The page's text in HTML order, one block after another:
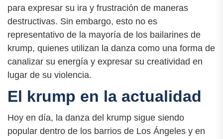
para expresar su ira y frustración de maneras
destructivas. Sin embargo, esto no es
representativo de la mayoría de los bailarines de
krump, quienes utilizan la danza como una forma de
canalizar su energía y expresar su creatividad en
lugar de su violencia.
El krump en la actualidad
Hoy en día, la danza del krump sigue siendo
popular dentro de los barrios de Los Ángeles y en